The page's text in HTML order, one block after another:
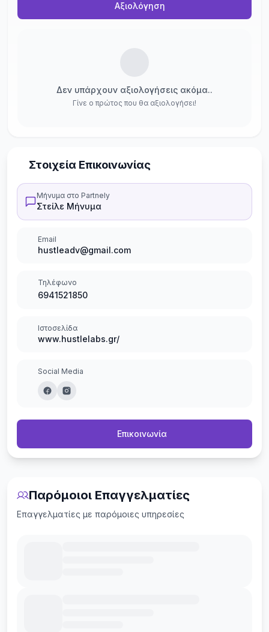
Αξιολόγηση
Δεν υπάρχουν αξιολογήσεις ακόμα..
Γίνε ο πρώτος που θα αξιολογήσει!
Στοιχεία Επικοινωνίας
Μήνυμα στο Partnely
Στείλε Μήνυμα
Email
hustleadv@gmail.com
Τηλέφωνο
6941521850
Ιστοσελίδα
www.hustlelabs.gr/
Social Media
Επικοινωνία
Παρόμοιοι Επαγγελματίες
Επαγγελματίες με παρόμοιες υπηρεσίες